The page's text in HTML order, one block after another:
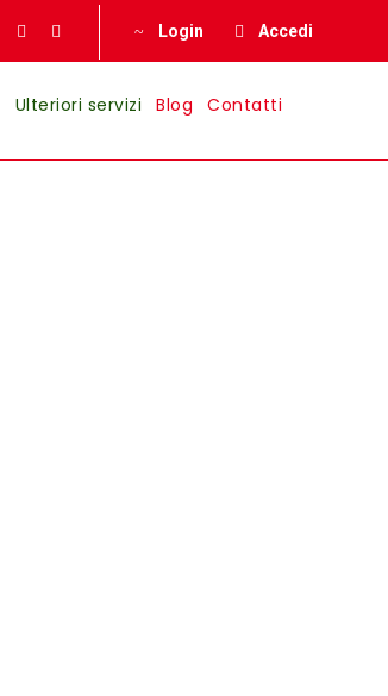
Login Accedi
Ulteriori servizi Blog Contatti